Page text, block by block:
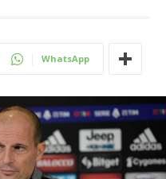
WhatsApp